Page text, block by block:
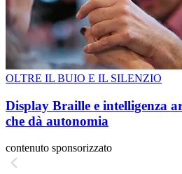
OLTRE IL BUIO E IL SILENZIO
Display Braille e intelligenza
che dà autonomia
contenuto sponsorizzato